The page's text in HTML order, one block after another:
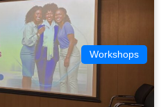
Workshops